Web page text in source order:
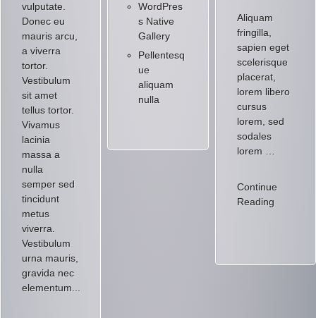
vulputate.
Donec eu
mauris arcu,
a viverra
tortor.
Vestibulum
sit amet
tellus tortor.
Vivamus
lacinia
massa a
nulla
semper sed
tincidunt
metus
viverra.
Vestibulum
urna mauris,
gravida nec
elementum...
WordPres
s Native
Gallery
Pellentesq
ue
aliquam
nulla
Aliquam
fringilla,
sapien eget
scelerisque
placerat,
lorem libero
cursus
lorem, sed
sodales
lorem …
Continue
Reading